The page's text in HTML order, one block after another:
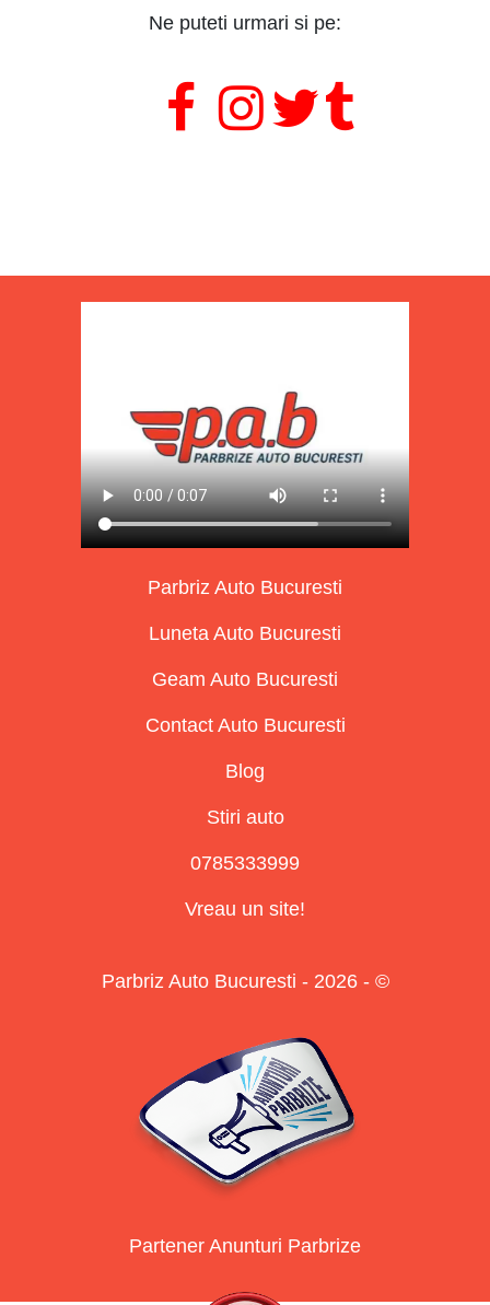
Ne puteti urmari si pe:

Parbriz Auto Bucuresti
Luneta Auto Bucuresti
Geam Auto Bucuresti
Contact Auto Bucuresti
Blog
Stiri auto
0785333999
Vreau un site!
Parbriz Auto Bucuresti - 2026 - ©
Partener Anunturi Parbrize